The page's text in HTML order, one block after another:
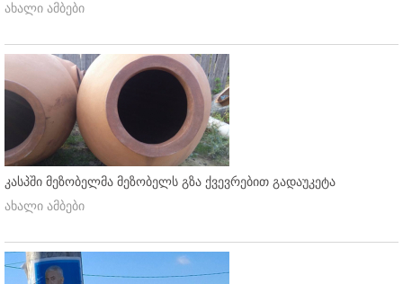
ახალი ამბები
კასპში მეზობელმა მეზობელს გზა ქვევრებით გადაუკეტა
ახალი ამბები